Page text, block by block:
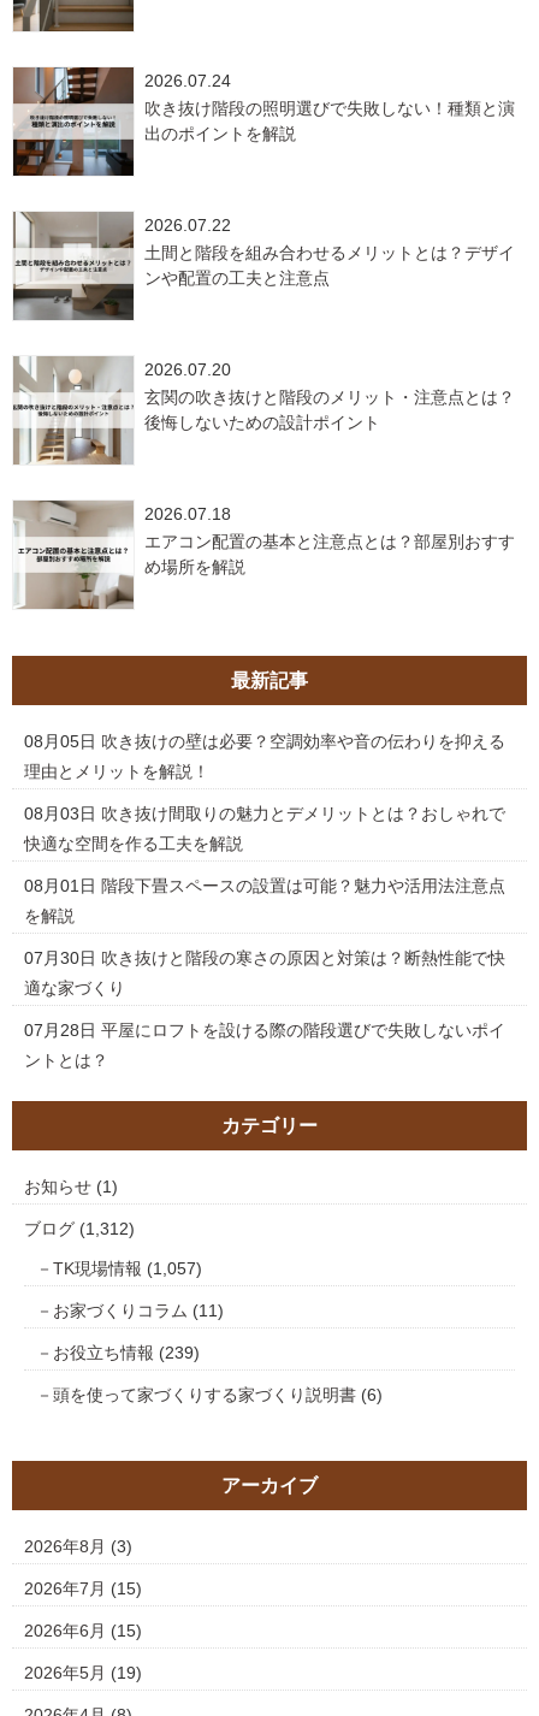
2026.07.24
吹き抜け階段の照明選びで失敗しない！種類と演
出のポイントを解説
2026.07.22
土間と階段を組み合わせるメリットとは？デザイ
ンや配置の工夫と注意点
2026.07.20
玄関の吹き抜けと階段のメリット・注意点とは？
後悔しないための設計ポイント
2026.07.18
エアコン配置の基本と注意点とは？部屋別おすす
め場所を解説
最新記事
08月05日 吹き抜けの壁は必要？空調効率や音の伝わりを抑える
理由とメリットを解説！
08月03日 吹き抜け間取りの魅力とデメリットとは？おしゃれで
快適な空間を作る工夫を解説
08月01日 階段下畳スペースの設置は可能？魅力や活用法注意点
を解説
07月30日 吹き抜けと階段の寒さの原因と対策は？断熱性能で快
適な家づくり
07月28日 平屋にロフトを設ける際の階段選びで失敗しないポイ
ントとは？
カテゴリー
お知らせ (1)
ブログ (1,312)
TK現場情報 (1,057)
お家づくりコラム (11)
お役立ち情報 (239)
頭を使って家づくりする家づくり説明書 (6)
アーカイブ
2026年8月 (3)
2026年7月 (15)
2026年6月 (15)
2026年5月 (19)